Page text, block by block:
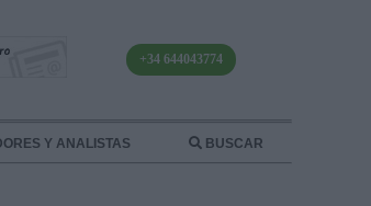
+34 644043774
Y ANALISTAS BUSCAR